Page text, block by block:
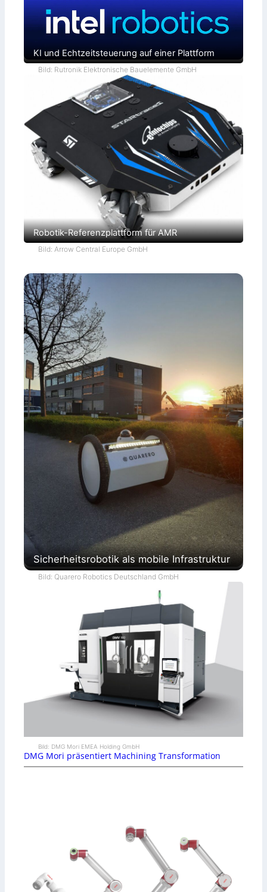
n
g
e
KI und Echtzeitsteuerung auf einer Plattform
Bild: Rutronik Elektronische Bauelemente GmbH
Robotik-Referenzplattform für AMR
Bild: Arrow Central Europe GmbH
Sicherheitsrobotik als mobile Infrastruktur
Bild: Quarero Robotics Deutschland GmbH
Bild: DMG Mori EMEA Holding GmbH
DMG Mori präsentiert Machining Transformation